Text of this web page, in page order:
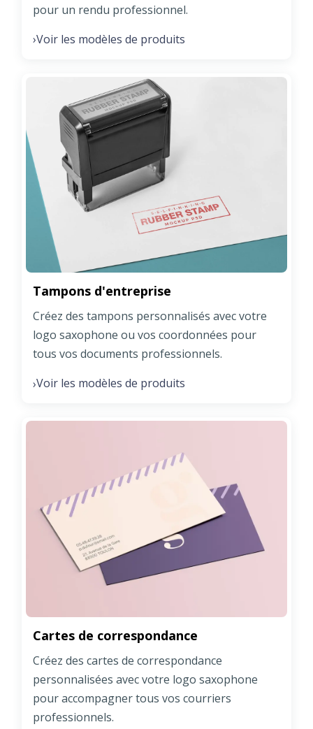
pour un rendu professionnel.
›Voir les modèles de produits
Tampons d'entreprise
Créez des tampons personnalisés avec votre
logo saxophone ou vos coordonnées pour
tous vos documents professionnels.
›Voir les modèles de produits
Cartes de correspondance
Créez des cartes de correspondance
personnalisées avec votre logo saxophone
pour accompagner tous vos courriers
professionnels.